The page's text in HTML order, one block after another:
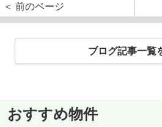
＜ 前のページ
ブログ記事一覧
おすすめ物件